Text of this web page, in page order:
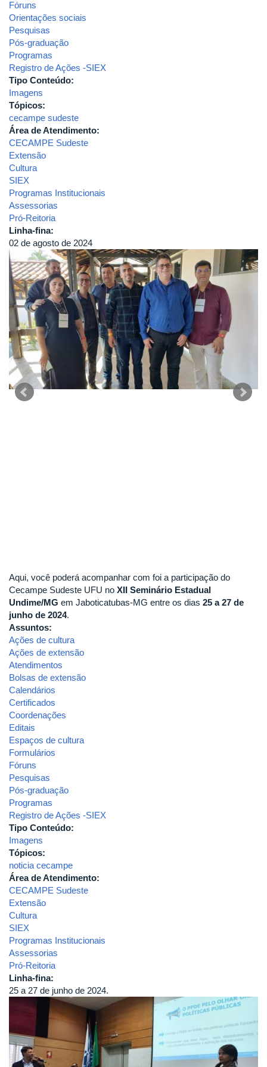
Fóruns
Orientações sociais
Pesquisas
Pós-graduação
Programas
Registro de Ações -SIEX
Tipo Conteúdo:
Imagens
Tópicos:
cecampe sudeste
Área de Atendimento:
CECAMPE Sudeste
Extensão
Cultura
SIEX
Programas Institucionais
Assessorias
Pró-Reitoria
Linha-fina:
02 de agosto de 2024
Aqui, você poderá acompanhar com foi a participação do
Cecampe Sudeste UFU no XII Seminário Estadual
Undime/MG em Jaboticatubas-MG entre os dias 25 a 27 de
junho de 2024.
Assuntos:
Ações de cultura
Ações de extensão
Atendimentos
Bolsas de extensão
Calendários
Certificados
Coordenações
Editais
Espaços de cultura
Formulários
Fóruns
Pesquisas
Pós-graduação
Programas
Registro de Ações -SIEX
Tipo Conteúdo:
Imagens
Tópicos:
noticia cecampe
Área de Atendimento:
CECAMPE Sudeste
Extensão
Cultura
SIEX
Programas Institucionais
Assessorias
Pró-Reitoria
Linha-fina:
25 a 27 de junho de 2024.